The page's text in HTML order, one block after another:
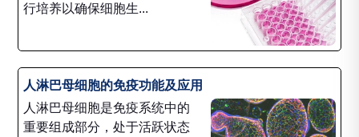
行培养以确保细胞生...
人淋巴母细胞的免疫功能及应用
人淋巴母细胞是免疫系统中的
重要组成部分，处于活跃状态